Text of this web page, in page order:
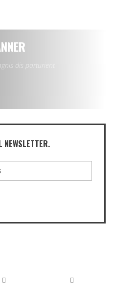
dis parturient
NEWSLETTER.